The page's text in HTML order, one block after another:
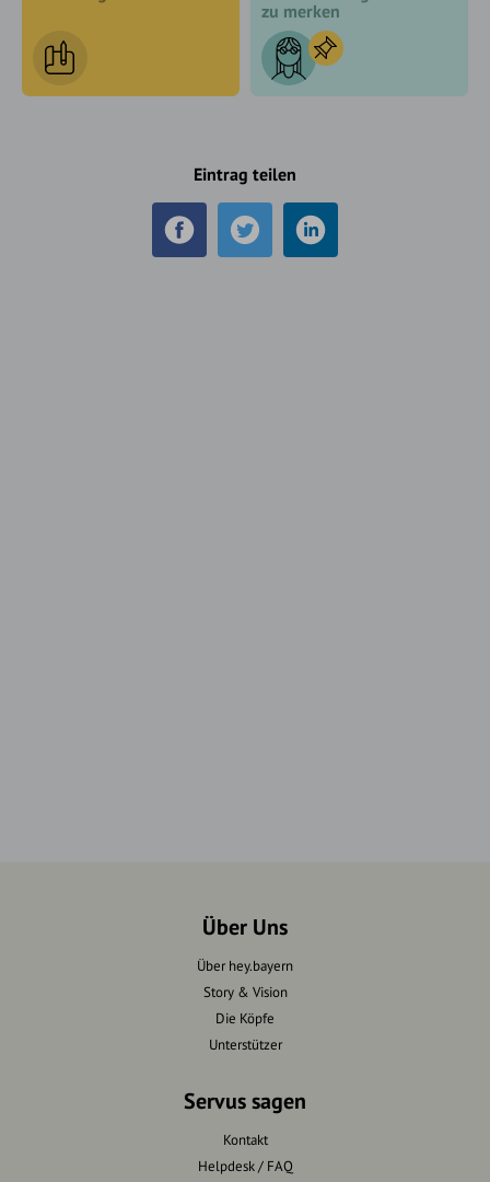
zu merken
Eintrag teilen
Über Uns
Über hey.bayern
Story & Vision
Die Köpfe
Unterstützer
Servus sagen
Kontakt
Helpdesk / FAQ